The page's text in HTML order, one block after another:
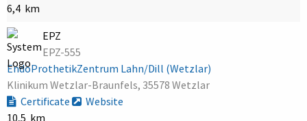
6,4 km
EPZ
EPZ-555
EndoProthetikZentrum Lahn/Dill (Wetzlar)
Klinikum Wetzlar-Braunfels, 35578 Wetzlar
Certificate
Website
10,5 km